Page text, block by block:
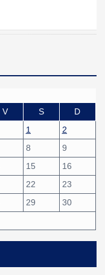
V S
D
1
2
8
9
15
16
22
23
29
30